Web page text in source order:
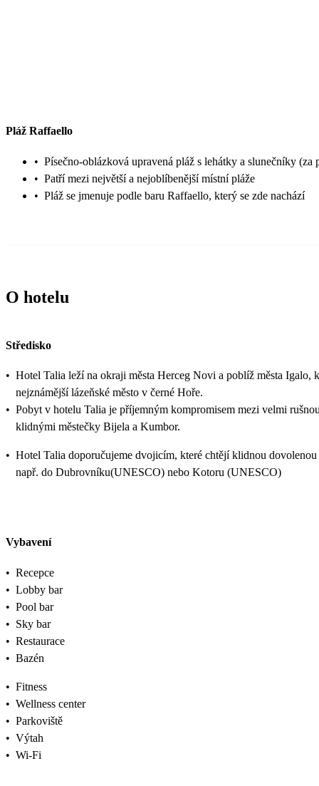
Pláž Raffaello
• Písečno-oblázková upravená pláž s lehátky a slunečníky (za
• Patří mezi největší a nejoblíbenější místní pláže
• Pláž se jmenuje podle baru Raffaello, který se zde nachází
O hotelu
Středisko
• Hotel Talia leží na okraji města Herceg Novi a poblíž města Igalo,
nejznámější lázeňské město v černé Hoře.
• Pobyt v hotelu Talia je příjemným kompromisem mezi velmi
klidnými městečky Bijela a Kumbor.
• Hotel Talia doporučujeme dvojicím, které chtějí klidnou
např. do Dubrovníku(UNESCO) nebo Kotoru (UNESCO)
Vybavení
• Recepce
• Lobby bar
• Pool bar
• Sky bar
• Restaurace
• Bazén
• Fitness
• Wellness center
• Parkoviště
• Výtah
• Wi-Fi